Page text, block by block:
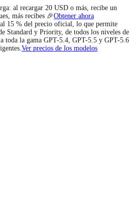
al recargar 20 USD o más, recibe un
más recibes 🎉Obtener ahora
15 % del precio oficial, lo que permite
Standard y Priority, de todos los niveles de
toda la gama GPT-5.4, GPT-5.5 y GPT-5.6
Ver precios de los modelos